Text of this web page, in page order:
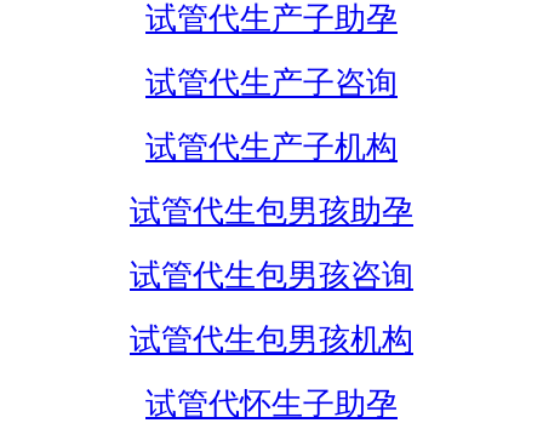
试管代生产子助孕
试管代生产子咨询
试管代生产子机构
试管代生包男孩助孕
试管代生包男孩咨询
试管代生包男孩机构
试管代怀生子助孕